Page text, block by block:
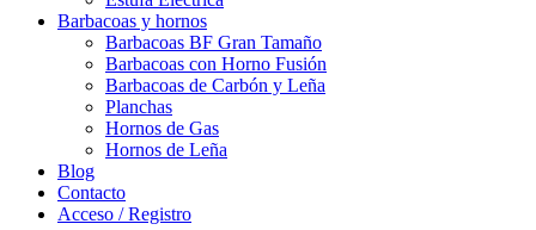
Barbacoas y hornos
Barbacoas BF Gran Tamaño
Barbacoas con Horno Fusión
Barbacoas de Carbón y Leña
Planchas
Hornos de Gas
Hornos de Leña
Blog
Contacto
Acceso / Registro